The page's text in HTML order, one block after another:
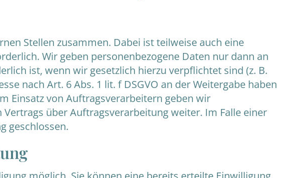
Stellen zusammen. Dabei ist teilweise auch eine
Wir geben personenbezogene Daten nur dann an
ist, wenn wir gesetzlich hierzu verpflichtet sind (z. B.
nach Art. 6 Abs. 1 lit. f DSGVO an der Weitergabe haben
Einsatz von Auftragsverarbeitern geben wir
über Auftragsverarbeitung weiter. Im Falle einer
geschlossen.